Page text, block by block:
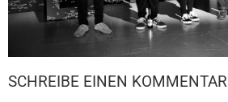
SCHREIBE EINEN KOMMENTAR